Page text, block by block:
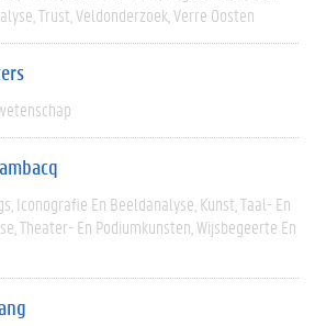
Trust Veldonderzoek Verre Oosten
Iconografie En Beeldanalyse Kunst Taal- En
Theater- En Podiumkunsten Wijsbegeerte En